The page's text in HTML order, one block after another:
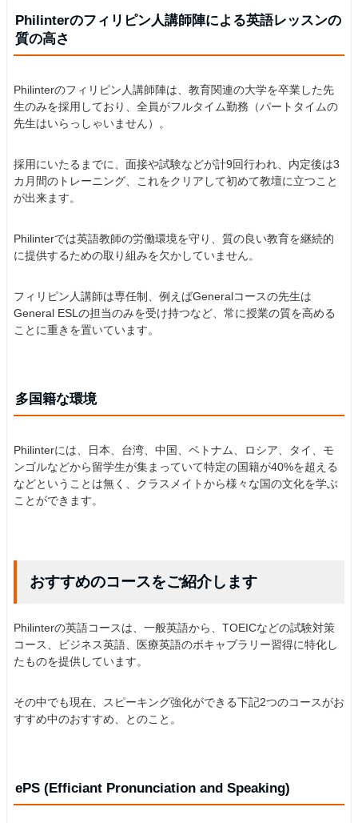
Philinterのフィリピン人講師陣による英語レッスンの
質の高さ
Philinterのフィリピン人講師陣は、教育関連の大学を卒業した先
生のみを採用しており、全員がフルタイム勤務（パートタイムの
先生はいらっしゃいません）。
採用にいたるまでに、面接や試験などが計9回行われ、内定後は3
カ月間のトレーニング、これをクリアして初めて教壇に立つこと
が出来ます。
Philinterでは英語教師の労働環境を守り、質の良い教育を継続的
に提供するための取り組みを欠かしていません。
フィリピン人講師は専任制、例えばGeneralコースの先生は
General ESLの担当のみを受け持つなど、常に授業の質を高める
ことに重きを置いています。
多国籍な環境
Philinterには、日本、台湾、中国、ベトナム、ロシア、タイ、モ
ンゴルなどから留学生が集まっていて特定の国籍が40%を超える
などということは無く、クラスメイトから様々な国の文化を学ぶ
ことができます。
おすすめのコースをご紹介します
Philinterの英語コースは、一般英語から、TOEICなどの試験対策
コース、ビジネス英語、医療英語のボキャブラリー習得に特化し
たものを提供しています。
その中でも現在、スピーキング強化ができる下記2つのコースがお
すすめ中のおすすめ、とのこと。
ePS (Efficiant Pronunciation and Speaking)